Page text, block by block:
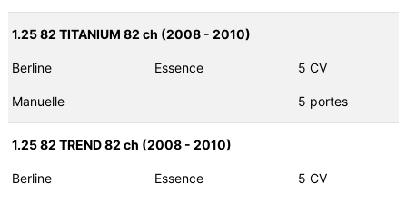
1.25 82 TITANIUM 82 ch (2008 - 2010)
Berline Essence 5 CV
Manuelle 5 portes
1.25 82 TREND 82 ch (2008 - 2010)
Berline Essence 5 CV